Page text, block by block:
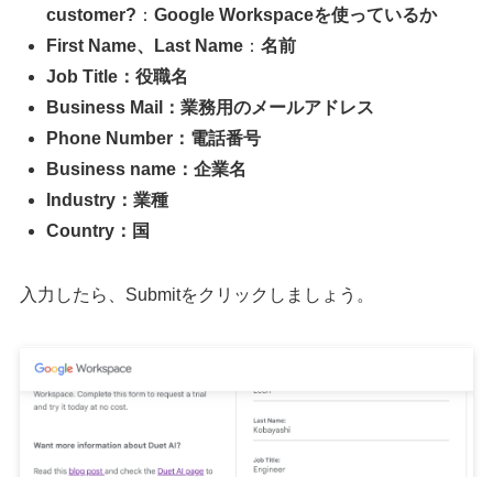
customer? ： Google Workspaceを使っているか
First Name、Last Name： 名前
Job Title：役職名
Business Mail：業務用のメールアドレス
Phone Number：電話番号
Business name：企業名
Industry：業種
Country：国
入力したら、Submitをクリックしましょう。